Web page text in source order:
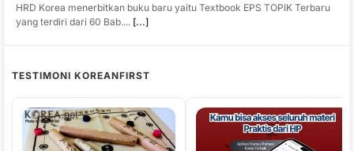
HRD Korea menerbitkan buku baru yaitu Textbook EPS TOPIK Terbaru
yang terdiri dari 60 Bab.... [...]
TESTIMONI KOREANFIRST